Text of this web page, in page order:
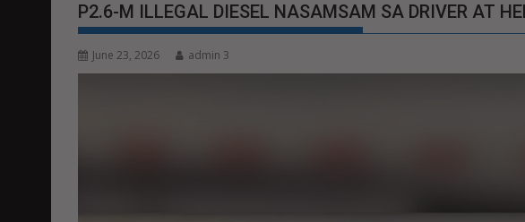
P2.6-M ILLEGAL DIESEL NASAMSAM SA DRIVER AT
June 23, 2026 admin 3